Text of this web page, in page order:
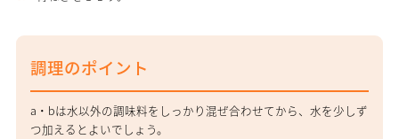
調理のポイント
a・bは水以外の調味料をしっかり混ぜ合わせてから、水を少しず
つ加えるとよいでしょう。